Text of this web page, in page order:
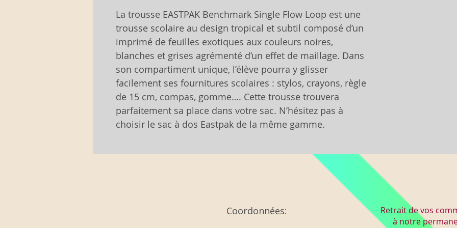
La trousse EASTPAK Benchmark Single Flow Loop est une
trousse scolaire au design tropical et subtil composé d’un
imprimé de feuilles exotiques aux couleurs noires,
blanches et grises agrémenté d’un effet de maillage. Dans
son compartiment unique, l’élève pourra y glisser
facilement ses fournitures scolaires : stylos, crayons, règle
de 15 cm, compas, gomme…. Cette trousse trouvera
parfaitement sa place dans votre sac. N’hésitez pas à
choisir le sac à dos Eastpak de la même gamme.
Coordonnées:
Retrait de vos
à notre